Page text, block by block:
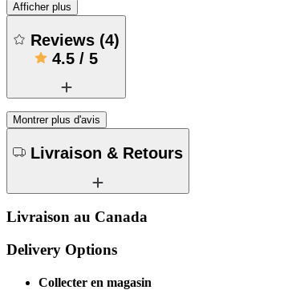
Afficher plus
Reviews (4)
4.5 / 5
Montrer plus d'avis
Livraison & Retours
Livraison au Canada
Delivery Options
Collecter en magasin